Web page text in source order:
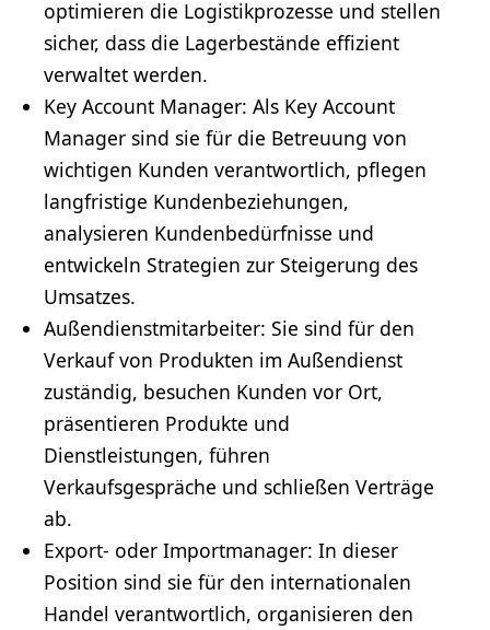
optimieren die Logistikprozesse und stellen
sicher, dass die Lagerbestände effizient
verwaltet werden.
Key Account Manager: Als Key Account
Manager sind sie für die Betreuung von
wichtigen Kunden verantwortlich, pflegen
langfristige Kundenbeziehungen,
analysieren Kundenbedürfnisse und
entwickeln Strategien zur Steigerung des
Umsatzes.
Außendienstmitarbeiter: Sie sind für den
Verkauf von Produkten im Außendienst
zuständig, besuchen Kunden vor Ort,
präsentieren Produkte und
Dienstleistungen, führen
Verkaufsgespräche und schließen Verträge
ab.
Export- oder Importmanager: In dieser
Position sind sie für den internationalen
Handel verantwortlich, organisieren den